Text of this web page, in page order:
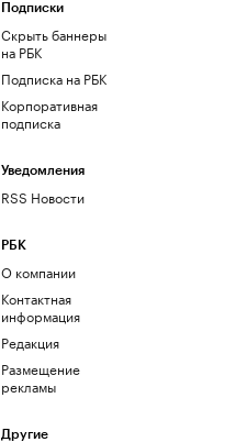
Подписки
Скрыть баннеры
на РБК
Подписка на РБК
Корпоративная
подписка
Уведомления
RSS Новости
РБК
О компании
Контактная
информация
Редакция
Размещение
рекламы
Другие